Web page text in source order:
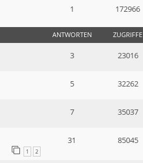
1 172966
ANTWORTEN ZUGRIFFE
3 23016
5 32262
7 35037
1 2
31 85045